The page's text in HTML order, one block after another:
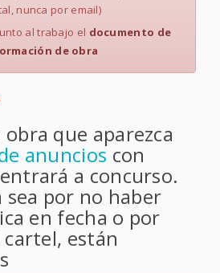
nunca por email)
al trabajo el documento de
de obra
que aparezca
anuncios con
a concurso.
sea por no haber
en fecha o por
están